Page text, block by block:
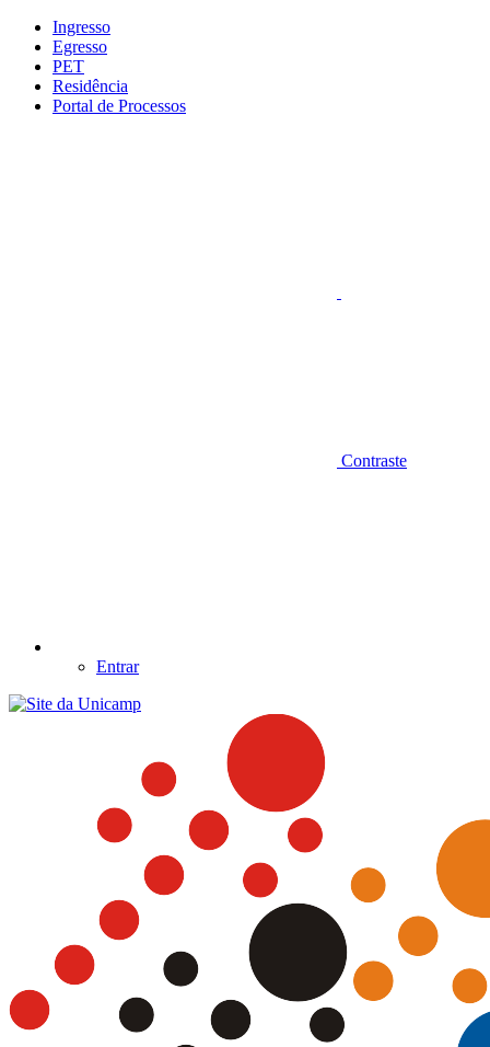
Conteúdo principal
Ingresso
Egresso
PET
Residência
Portal de Processos
Contraste
Entrar